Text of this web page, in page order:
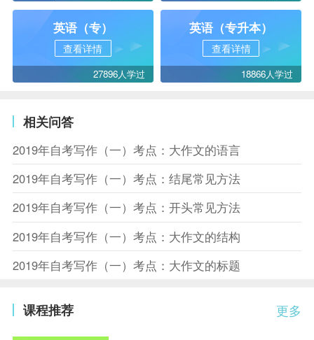
英语（专）
查看详情
27896人学过
英语（专升本）
查看详情
18866人学过
相关问答
2019年自考写作（一）考点：大作文的语言
2019年自考写作（一）考点：结尾常见方法
2019年自考写作（一）考点：开头常见方法
2019年自考写作（一）考点：大作文的结构
2019年自考写作（一）考点：大作文的标题
更多
课程推荐